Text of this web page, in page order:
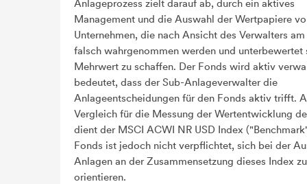
Anlageprozess zielt darauf ab, durch ein aktives
Management und die Auswahl der Wertpapiere
Unternehmen, die nach Ansicht des Verwalters
falsch wahrgenommen werden und unterbewertet
Mehrwert zu schaffen. Der Fonds wird aktiv
bedeutet, dass der Sub-Anlageverwalter die
Anlageentscheidungen für den Fonds aktiv trifft.
Vergleich für die Messung der Wertentwicklung
dient der MSCI ACWI NR USD Index
Fonds ist jedoch nicht verpflichtet, sich bei der
Anlagen an der Zusammensetzung dieses Index zu
orientieren.